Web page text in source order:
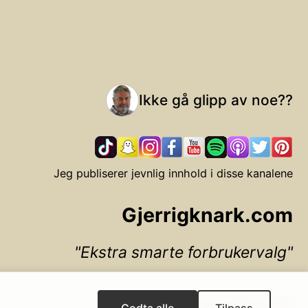
Ikke gå glipp av noe??
Jeg publiserer jevnlig innhold i disse kanalene
Gjerrigknark.com
Ekstra smarte forbrukervalg